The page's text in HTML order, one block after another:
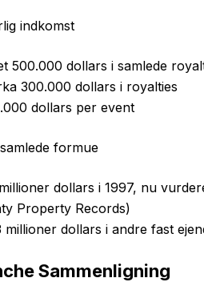
indkomst
500.000 dollars i samlede
300.000 dollars i royalties
dollars per event
formue
dollars i 1997, nu
Property Records)
dollars i andre fast
Sammenligning